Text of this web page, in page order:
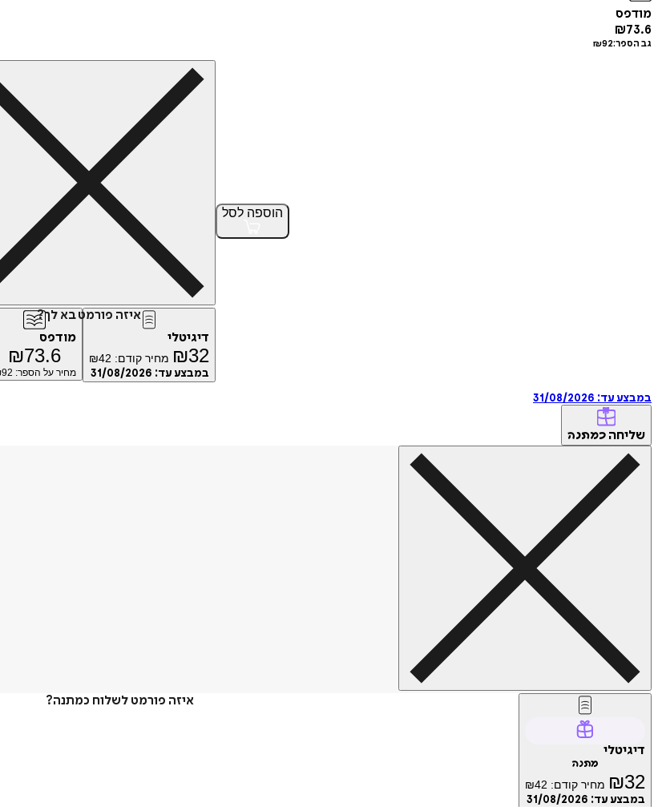
מודפס
₪73.6
גב הספר: ₪92
הוספה לסל
איזה פורמט בא לך?
דיגיטלי
₪32 מחיר קודם: ₪42
במבצע עד: 31/08/2026
מודפס
₪73.6
מחיר על הספר: ₪ 92
במבצע עד: 31/08/2026
שליחה כמתנה
איזה פורמט לשלוח כמתנה?
דיגיטלי
מתנה
₪32 מחיר קודם: ₪42
במבצע עד: 31/08/2026